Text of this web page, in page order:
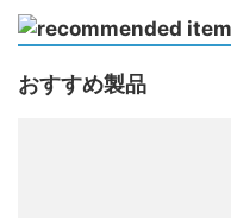
おすすめ製品